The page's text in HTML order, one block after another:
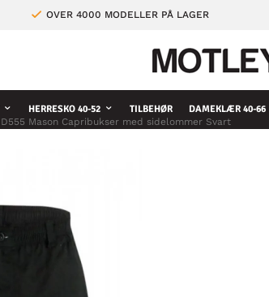
OVER 4000 MODELLER PÅ LAGER
HERRESKO 40-52 TILBEHØR DAMEKLÆR 40-66
D555 Mason Capribukser med sidelommer Svart